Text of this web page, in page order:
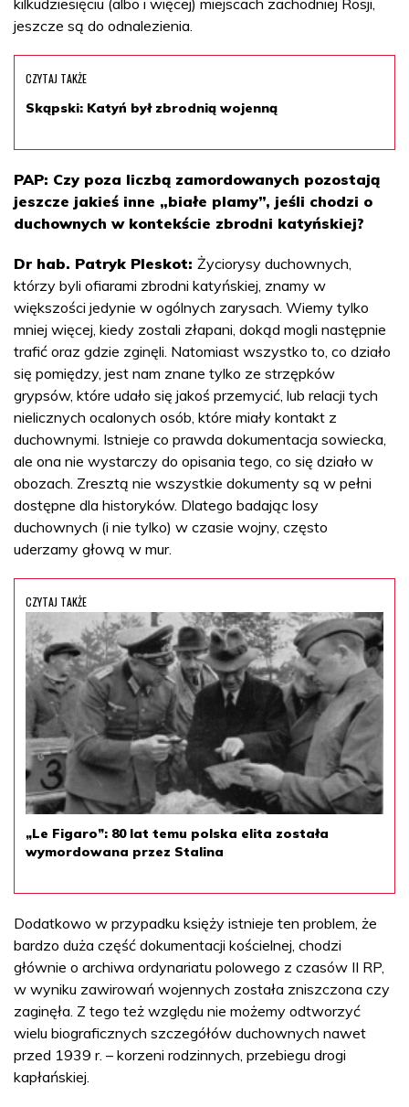
kilkudziesięciu (albo i więcej) miejscach zachodniej Rosji,
jeszcze są do odnalezienia.
CZYTAJ TAKŻE
Skąpski: Katyń był zbrodnią wojenną
PAP: Czy poza liczbą zamordowanych pozostają
jeszcze jakieś inne „białe plamy”, jeśli chodzi o
duchownych w kontekście zbrodni katyńskiej?
Dr hab. Patryk Pleskot: Życiorysy duchownych,
którzy byli ofiarami zbrodni katyńskiej, znamy w
większości jedynie w ogólnych zarysach. Wiemy tylko
mniej więcej, kiedy zostali złapani, dokąd mogli następnie
trafić oraz gdzie zginęli. Natomiast wszystko to, co działo
się pomiędzy, jest nam znane tylko ze strzępków
grypsów, które udało się jakoś przemycić, lub relacji tych
nielicznych ocalonych osób, które miały kontakt z
duchownymi. Istnieje co prawda dokumentacja sowiecka,
ale ona nie wystarczy do opisania tego, co się działo w
obozach. Zresztą nie wszystkie dokumenty są w pełni
dostępne dla historyków. Dlatego badając losy
duchownych (i nie tylko) w czasie wojny, często
uderzamy głową w mur.
CZYTAJ TAKŻE
„Le Figaro”: 80 lat temu polska elita została
wymordowana przez Stalina
Dodatkowo w przypadku księży istnieje ten problem, że
bardzo duża część dokumentacji kościelnej, chodzi
głównie o archiwa ordynariatu polowego z czasów II RP,
w wyniku zawirowań wojennych została zniszczona czy
zaginęła. Z tego też względu nie możemy odtworzyć
wielu biograficznych szczegółów duchownych nawet
przed 1939 r. – korzeni rodzinnych, przebiegu drogi
kapłańskiej.